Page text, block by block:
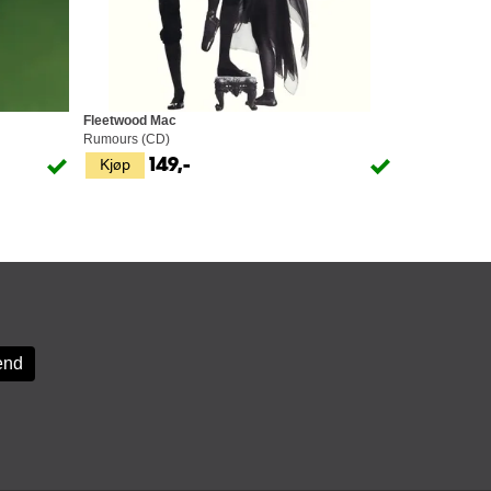
Kjøp
Fleetwood Mac
Rumours (CD)
149,-